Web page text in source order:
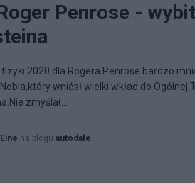
Penrose -
fizyki 2020 dla Rogera Penrose bardzo
wniósł wielki wkład do
zmyślał...
Eine na blogu autodafe